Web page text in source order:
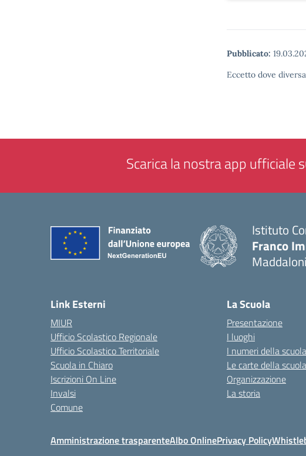
Pubblicato:
Eccetto dove
Scarica la nostra app ufficiale
Istituto
Franco
Maddaloni
Link Esterni
MIUR
Ufficio Scolastico Regionale
Ufficio Scolastico Territoriale
Scuola in Chiaro
Iscrizioni On Line
Invalsi
Comune
La Scuola
Presentazione
I luoghi
I numeri della scuola
Le carte della scuola
Organizzazione
La storia
Amministrazione trasparenteAlbo OnlinePrivacy Policy